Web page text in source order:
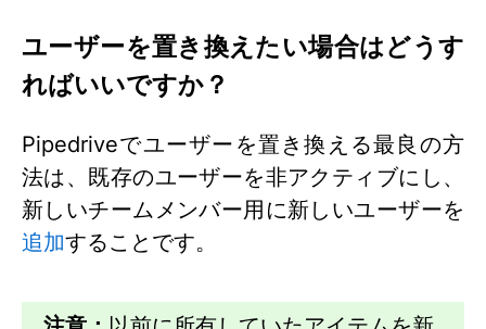
ユーザーを置き換えたい場合はどうす
ればいいですか？
Pipedriveでユーザーを置き換える最良の方
法は、既存のユーザーを非アクティブにし、
新しいチームメンバー用に新しいユーザーを
追加することです。